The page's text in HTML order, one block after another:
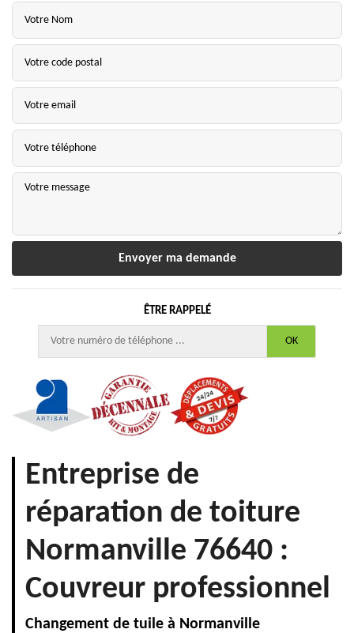
ÊTRE RAPPELÉ
Entreprise de
réparation de toiture
Normanville 76640 :
Couvreur professionnel
Changement de tuile à Normanville